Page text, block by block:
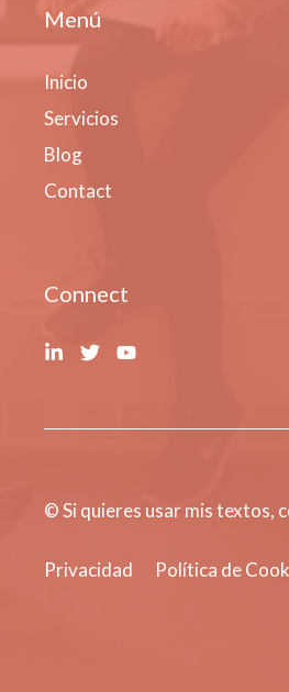
Menú
Inicio
Servicios
Blog
Contact
Connect
© Si quieres usar mis textos,
Privacidad Política de